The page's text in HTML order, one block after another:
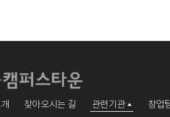
찾아오시는 길 관련기관 창업